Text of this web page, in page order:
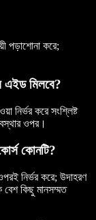
পড়াশোনা করে;
এইড মিলবে?
নির্ভর করে সংশ্লিষ্ট
ওপর।
কোনটি?
নির্ভর করে; উদাহরণ
কিছু মানসম্মত